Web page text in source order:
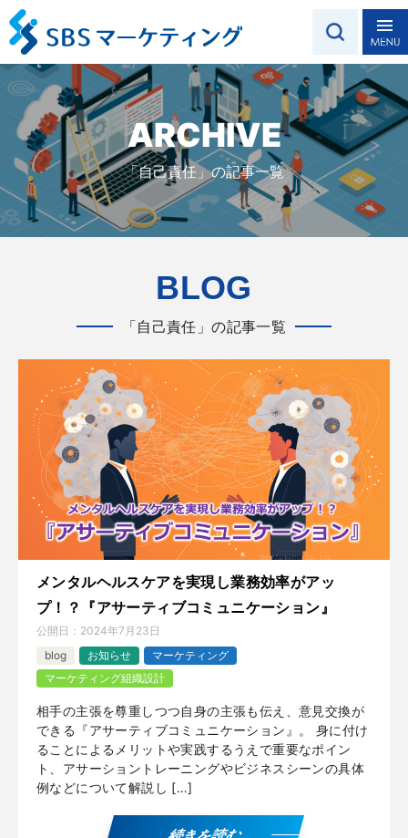
ARCHIVE
「自己責任」の記事一覧
BLOG
「自己責任」の記事一覧
メンタルヘルスケアを実現し業務効率がアッ
プ！？『アサーティブコミュニケーション』
公開日： 2024年7月23日
blog
お知らせ
マーケティング
マーケティング組織設計
相手の主張を尊重しつつ自身の主張も伝え、意見交換が
できる『アサーティブコミュニケーション』。 身に付け
ることによるメリットや実践するうえで重要なポイン
ト、アサーショントレーニングやビジネスシーンの具体
例などについて解説し […]